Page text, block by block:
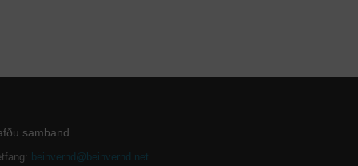
samband
beinvernd@beinvernd.net